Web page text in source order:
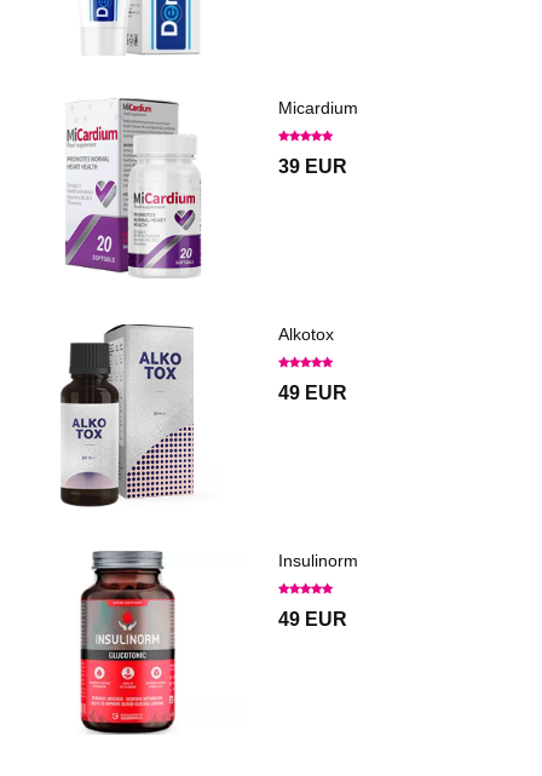
Micardium
39 EUR
Alkotox
49 EUR
Insulinorm
49 EUR